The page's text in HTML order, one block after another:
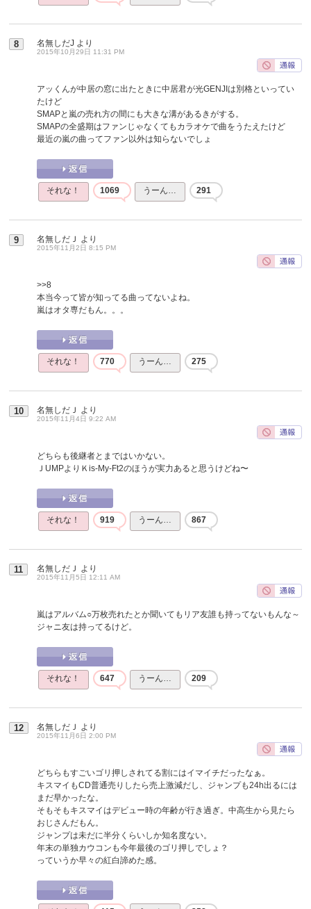
8 名無しだJ より
2015年10月29日 11:31 PM
アッくんが中居の窓に出たときに中居君が光GENJIは別格といってい
たけど
SMAPと嵐の売れ方の間にも大きな溝があるきがする。
SMAPの全盛期はファンじゃなくてもカラオケで曲をうたえたけど
最近の嵐の曲ってファン以外は知らないでしょ
それな！ 1069 うーん… 291
9 名無しだＪ より
2015年11月2日 8:15 PM
>>8
本当今って皆が知ってる曲ってないよね。
嵐はオタ専だもん。。。
それな！ 770 うーん… 275
10 名無しだＪ より
2015年11月4日 9:22 AM
どちらも後継者とまではいかない。
ＪUMPよりＫis-My-Ft2のほうが実力あると思うけどね〜
それな！ 919 うーん… 867
11 名無しだＪ より
2015年11月5日 12:11 AM
嵐はアルバム○万枚売れたとか聞いてもリア友誰も持ってないもんな～
ジャニ友は持ってるけど。
それな！ 647 うーん… 209
12 名無しだＪ より
2015年11月6日 2:00 PM
どちらもすごいゴリ押しされてる割にはイマイチだったなぁ。
キスマイもCD普通売りしたら売上激減だし、ジャンプも24h出るには
まだ早かったな。
そもそもキスマイはデビュー時の年齢が行き過ぎ。中高生から見たら
おじさんだもん。
ジャンプは未だに半分くらいしか知名度ない。
年末の単独カウコンも今年最後のゴリ押しでしょ？
っていうか早々の紅白諦めた感。